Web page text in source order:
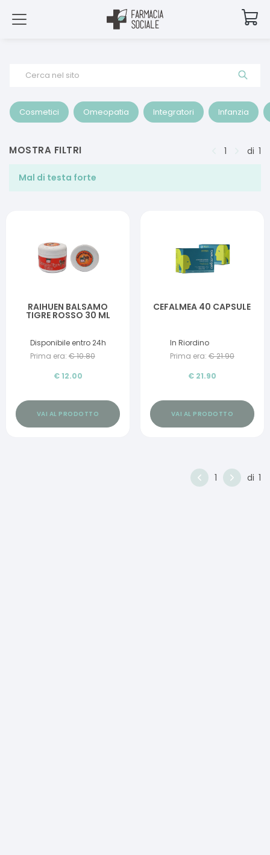
Cerca nel sito
Cosmetici Omeopatia Integratori Infanzia
MOSTRA FILTRI 1 di 1
Mal di testa forte
RAIHUEN BALSAMO
TIGRE ROSSO 30 ML
Disponibile entro 24h
Prima era: €10.80
€ 12.00
VAI AL PRODOTTO
CEFALMEA 40 CAPSULE
In Riordino
Prima era: €21.90
€ 21.90
VAI AL PRODOTTO
1 di 1